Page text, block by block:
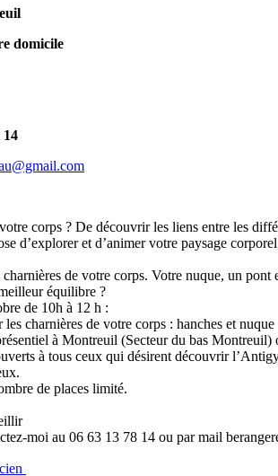
domicile
14
corps ? De découvrir les liens entre les
d’explorer et d’animer votre paysage
de votre corps. Votre nuque, un pont
équilibre ?
de 10h à 12 h :
charnières de votre corps : hanches et nuque
à Montreuil (Secteur du bas Montreuil)
à tous ceux qui désirent découvrir
de places limité.
moi au 06 63 13 78 14 ou par mail